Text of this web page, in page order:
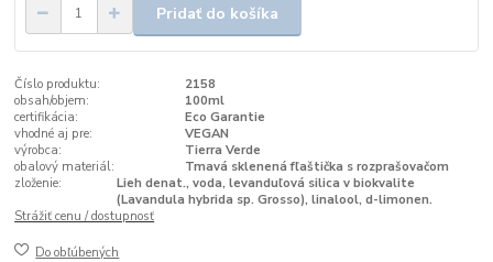
Pridať do košíka
Číslo produktu:
2158
obsah/objem:
100ml
certifikácia:
Eco Garantie
vhodné aj pre:
VEGAN
výrobca:
Tierra Verde
obalový materiál:
Tmavá sklenená fľaštička s rozprašovačom
zloženie:
Lieh denat., voda, levanduľová silica v biokvalite
(Lavandula hybrida sp. Grosso), linalool, d-limonen.
Strážiť cenu / dostupnosť
Do obľúbených